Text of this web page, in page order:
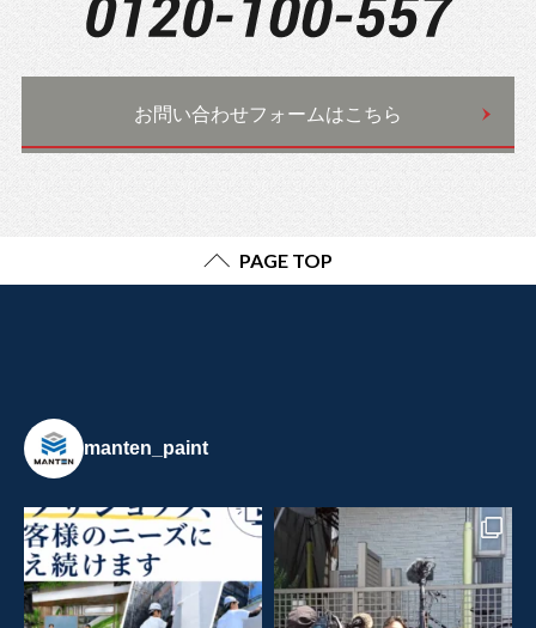
お問い合わせフォームはこちら
PAGE TOP
manten_paint